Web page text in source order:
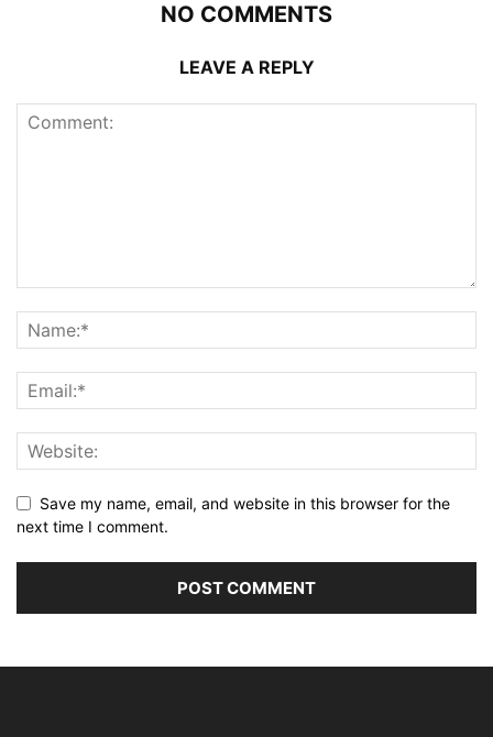
NO COMMENTS
LEAVE A REPLY
Save my name, email, and website in this browser for the
next time I comment.